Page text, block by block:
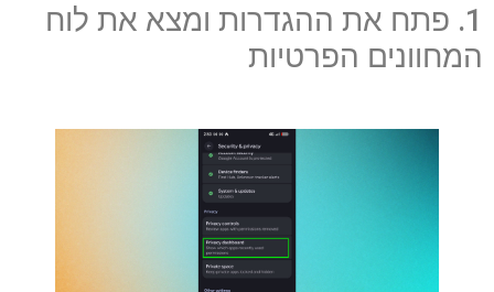
1. פתח את ההגדרות ומצא את לוח
המחוונים הפרטיות